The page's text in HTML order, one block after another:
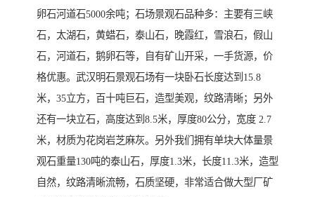
卵石河道石5000余吨；石场景观石品种多：主要有三峡
石，太湖石，黄蜡石，泰山石，晚霞红，雪浪石，假山
石，河道石，鹅卵石等，自有矿山开采，一手货源，价
格优惠。武汉明石景观石场有一块卧石长度达到15.8
米，35立方，百十吨巨石，造型美观，纹路清晰；另外
还有一块立石，高度达到8.5米，厚度80公分，宽度 2.7
米，材质为花岗岩芝麻灰。另外我们拥有单块大体量景
观石重量130吨的泰山石，厚度1.3米，长度11.3米，造型
自然，纹路清晰流畅，石质坚硬，非常适合做大型厂矿